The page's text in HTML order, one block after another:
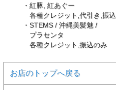
・紅豚, 紅あぐー
各種クレジット,代引き,振込
・STEMS / 沖縄美髪魅 /
プラセンタ
各種クレジット,振込のみ
お店のトップへ戻る